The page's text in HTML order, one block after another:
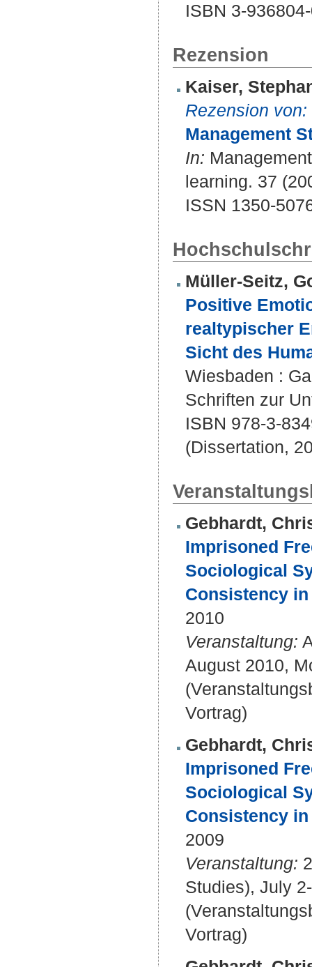
ISBN 3-
Rezension
Kaiser,
Rezension von:
Management
In:
learning. 37
ISSN 1350-
Müller-Seitz,
Positive
realtypischer
Sicht des
Wiesbaden :
Schriften zur
ISBN 978-3-
(Dissertation,
Gebhardt,
Imprisoned
Sociological
Consistency
2010
Veranstaltung:
August 2010,
Vortrag)
Gebhardt,
Imprisoned
Sociological
Consistency
2009
Veranstaltung:
Studies), July
Vortrag)